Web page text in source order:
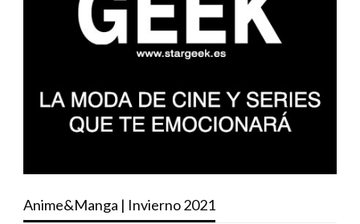
Anime&Manga | Invierno 2021